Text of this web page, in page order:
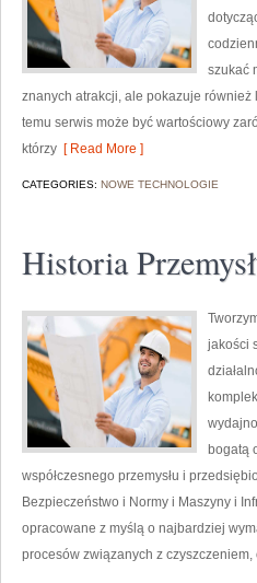
szukać
znanych atrakcji, ale pokazuje
temu serwis może być wartościowy
którzy [ Read More ]
CATEGORIES: NOWE TECHNOLOGIE
Historia
jakości
bogatą
współczesnego przemysłu i
Bezpieczeństwo i Normy i Maszyny i
opracowane z myślą o najbardziej
procesów związanych z